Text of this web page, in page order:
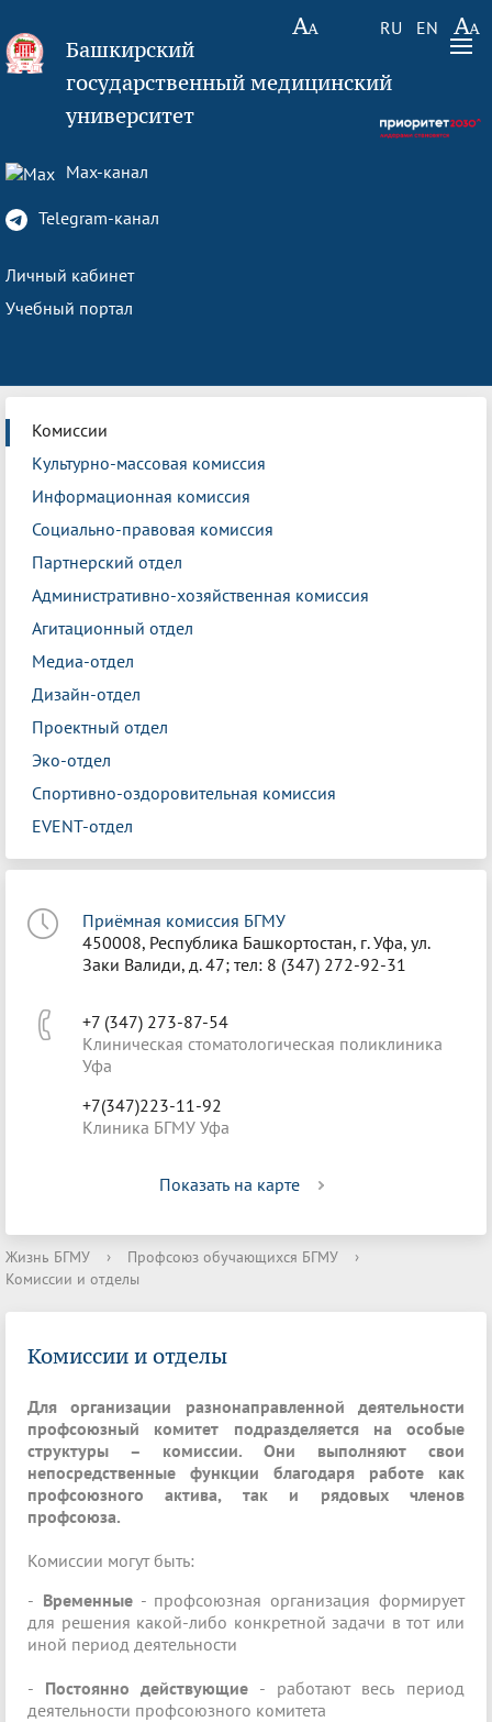
RU EN
Башкирский
государственный медицинский
университет
Max-канал
Telegram-канал
Личный кабинет
Учебный портал
Комиссии
Культурно-массовая комиссия
Информационная комиссия
Социально-правовая комиссия
Партнерский отдел
Административно-хозяйственная комиссия
Агитационный отдел
Медиа-отдел
Дизайн-отдел
Проектный отдел
Эко-отдел
Спортивно-оздоровительная комиссия
EVENT-отдел
Приёмная комиссия БГМУ
450008, Республика Башкортостан, г. Уфа, ул.
Заки Валиди, д. 47; тел: 8 (347) 272-92-31
+7 (347) 273-87-54
Клиническая стоматологическая поликлиника
Уфа
+7(347)223-11-92
Клиника БГМУ Уфа
Показать на карте
Жизнь БГМУ › Профсоюз обучающихся БГМУ
›
Комиссии и отделы
Комиссии и отделы
Для организации разнонаправленной деятельности
профсоюзный комитет подразделяется на особые
структуры – комиссии. Они выполняют свои
непосредственные функции благодаря работе как
профсоюзного актива, так и рядовых членов
профсоюза.
Комиссии могут быть:
- Временные- профсоюзная организация формирует
для решения какой-либо конкретной задачи в тот или
иной период деятельности
- Постоянно действующие - работают весь период
деятельности профсоюзного комитета